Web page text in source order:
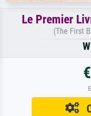
Le Premier
(The First